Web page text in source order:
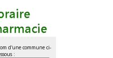
d'une commune ci-
: